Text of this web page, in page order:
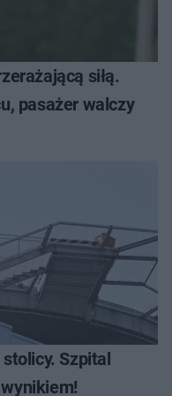
siłą.
pasażer walczy
Szpital